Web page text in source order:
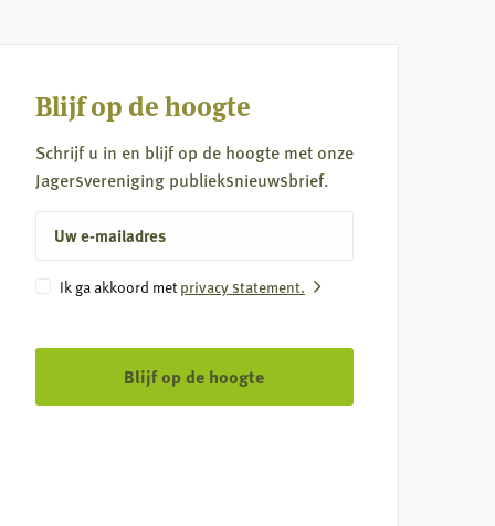
Blijf op de hoogte
Schrijf u in en blijf op de hoogte met onze
Jagersvereniging publieksnieuwsbrief.
mailadres
Instemming
Ik ga akkoord met privacy statement.